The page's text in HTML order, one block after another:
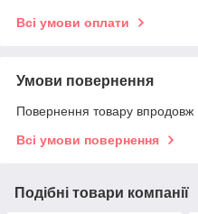
Всі умови оплати
Умови повернення
Повернення товару впродовж
Всі умови повернення
Подібні товари компанії